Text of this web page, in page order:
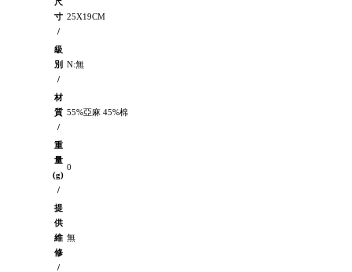
寸
/
25X19CM
級
別
/
N:無
材
質
/
55%亞麻 45%棉
重
量
(g)
/
0
提
供
維
修
/
無